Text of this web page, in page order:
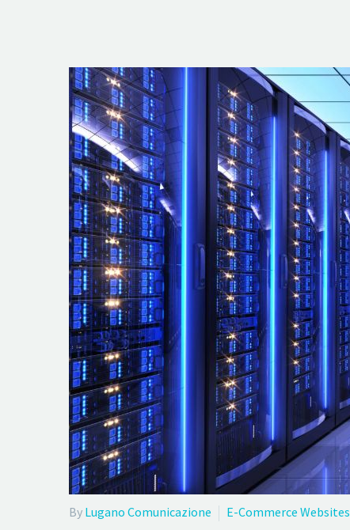
By Lugano Comunicazione E-Commerce Websites